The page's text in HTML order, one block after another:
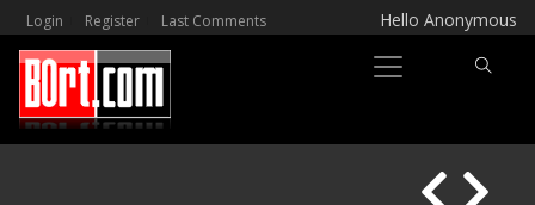
Hello Anonymous
Login Register Last Comments